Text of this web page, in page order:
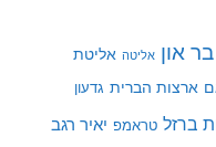
און אליטה אליטת
ארצות הברית גדעון
ברזל טראמפ יאיר רגב